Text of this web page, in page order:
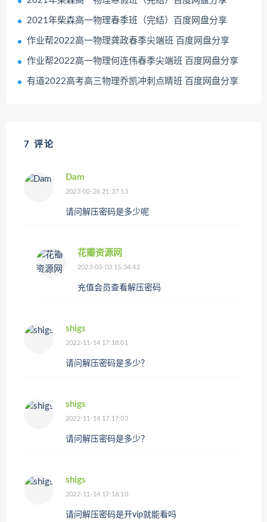
2021年柴森高一物理春季班（完结）百度网盘分享
作业帮2022高一物理龚政春季尖端班 百度网盘分享
作业帮2022高一物理何连伟春季尖端班 百度网盘分享
有道2022高考高三物理乔凯冲刺点睛班 百度网盘分享
7 评论
Dam
2023-02-26 21:37:53
请问解压密码是多少呢
花瓣资源网
2023-03-03 15:34:42
充值会员查看解压密码
shigs
2022-11-14 17:18:01
请问解压密码是多少？
shigs
2022-11-14 17:17:03
请问解压密码是多少？
shigs
2022-11-14 17:16:10
请问解压密码是开vip就能看吗